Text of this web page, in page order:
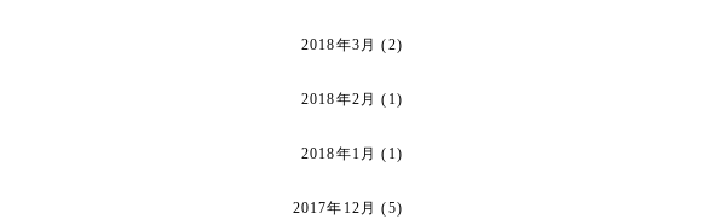
2018年3月 (2)
2018年2月 (1)
2018年1月 (1)
2017年12月 (5)